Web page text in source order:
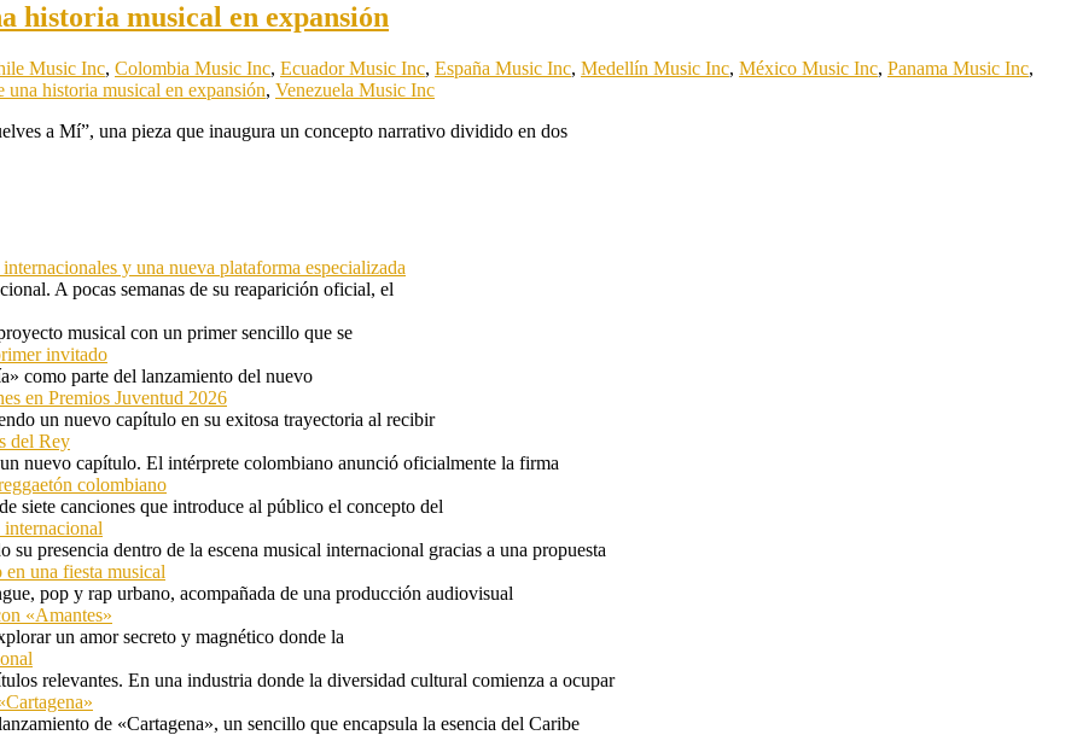
historia musical en expansión
Music Inc, Colombia Music Inc, Ecuador Music Inc, España Music Inc, Medellín Music Inc, México Music Inc, Panama Music Inc,
historia musical en expansión, Venezuela Music Inc
a Mí”, una pieza que inaugura un concepto narrativo dividido en dos
y una nueva plataforma especializada
A pocas semanas de su reaparición oficial, el
musical con un primer sencillo que se
invitado
como parte del lanzamiento del nuevo
en Premios Juventud 2026
un nuevo capítulo en su exitosa trayectoria al recibir
del Rey
nuevo capítulo. El intérprete colombiano anunció oficialmente la firma
colombiano
siete canciones que introduce al público el concepto del
presencia dentro de la escena musical internacional gracias a una propuesta
una fiesta musical
pop y rap urbano, acompañada de una producción audiovisual
«Amantes»
un amor secreto y magnético donde la
relevantes. En una industria donde la diversidad cultural comienza a ocupar
de «Cartagena», un sencillo que encapsula la esencia del Caribe